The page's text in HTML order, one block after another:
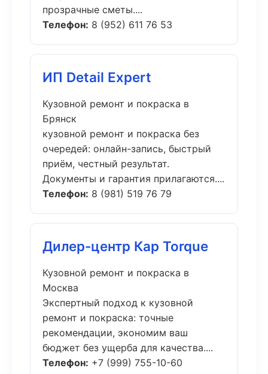
прозрачные сметы....
Телефон: 8 (952) 611 76 53
ИП Detail Expert
Кузовной ремонт и покраска в
Брянск
кузовной ремонт и покраска без
очередей: онлайн-запись, быстрый
приём, честный результат.
Документы и гарантия прилагаются....
Телефон: 8 (981) 519 76 79
Дилер-центр Кар Torque
Кузовной ремонт и покраска в
Москва
Экспертный подход к кузовной
ремонт и покраска: точные
рекомендации, экономим ваш
бюджет без ущерба для качества....
Телефон: +7 (999) 755-10-60